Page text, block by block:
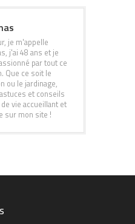
je m'appelle
j'ai 48 ans et je
par tout ce
Que ce soit le
ou le jardinage,
et conseils
vie accueillant et
sur mon site !